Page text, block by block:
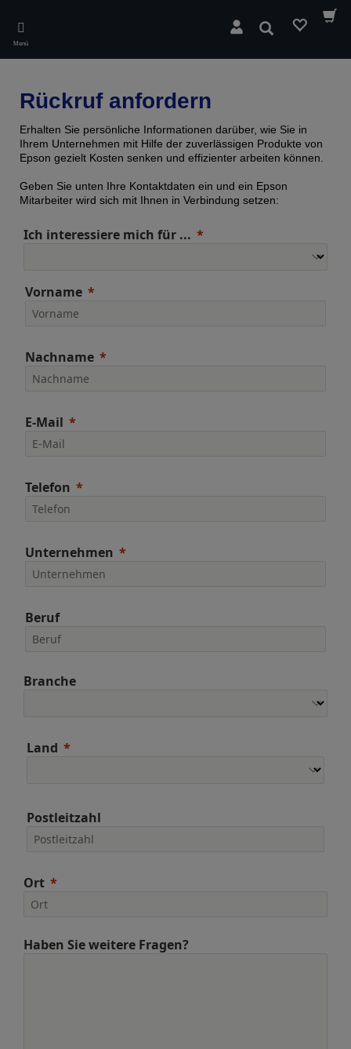
main
content
Menü
Suchen
Rückruf anfordern
Erhalten Sie persönliche Informationen darüber, wie Sie in
Ihrem Unternehmen mit Hilfe der zuverlässigen Produkte von
Epson gezielt Kosten senken und effizienter arbeiten können.
Geben Sie unten Ihre Kontaktdaten ein und ein Epson
Mitarbeiter wird sich mit Ihnen in Verbindung setzen:
Ich interessiere mich für ...
Vorname
Nachname
E-Mail
Telefon
Unternehmen
Beruf
Branche
Land
Postleitzahl
Ort
Haben Sie weitere Fragen?